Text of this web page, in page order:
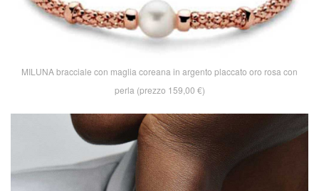
MILUNA bracciale con maglia coreana in argento placcato oro rosa con
perla (prezzo 159,00 €)